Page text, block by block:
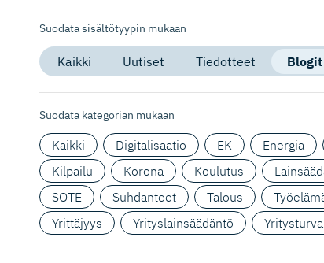
Suodata sisältötyypin mukaan
Kaikki Uutiset Tiedotteet Blogit
Suodata kategorian mukaan
Kaikki Digitalisaatio EK Energia
Kilpailu
Korona Koulutus
SOTE
Suhdanteet Talous
Yrittäjyys
Yrityslainsäädäntö